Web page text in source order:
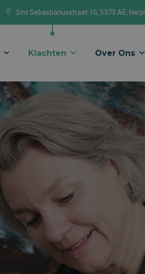
Sint Sebastianusstraat 10, 5373 AE,
Klachten Over Ons